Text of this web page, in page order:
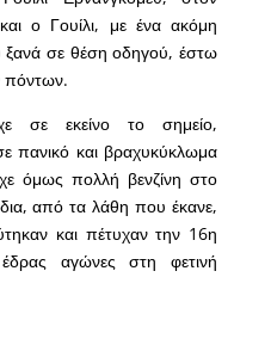
ο Γουίλι, με ένα ακόμη
ξανά σε θέση οδηγού, έστω
πόντων.
σε εκείνο το σημείο,
πανικό και βραχυκύκλωμα
όμως πολλή βενζίνη στο
από τα λάθη που έκανε,
και πέτυχαν την 16η
αγώνες στη φετινή